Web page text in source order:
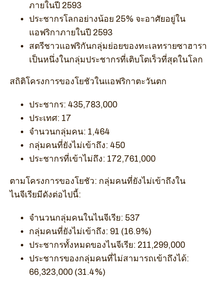
ภายในปี 2593
ประชากรโลกอย่างน้อย 25% จะอาศัยอยู่ใน
แอฟริกาภายในปี 2593
สตรีชาวแอฟริกันกลุ่มย่อยของทะเลทรายซาฮารา
เป็นหนึ่งในกลุ่มประชากรที่เติบโตเร็วที่สุดในโลก
สถิติโครงการของโยชัวในแอฟริกาตะวันตก
ประชากร: 435,783,000
ประเทศ: 17
จำนวนกลุ่มคน: 1,464
กลุ่มคนที่ยังไม่เข้าถึง: 450
ประชากรที่เข้าไม่ถึง: 172,761,000
ตามโครงการของโยชัว: กลุ่มคนที่ยังไม่เข้าถึงใน
ไนจีเรียมีดังต่อไปนี้:
จำนวนกลุ่มคนในไนจีเรีย: 537
กลุ่มคนที่ยังไม่เข้าถึง: 91 (16.9%)
ประชากรทั้งหมดของไนจีเรีย: 211,299,000
ประชากรของกลุ่มคนที่ไม่สามารถเข้าถึงได้:
66,323,000 (31.4%)